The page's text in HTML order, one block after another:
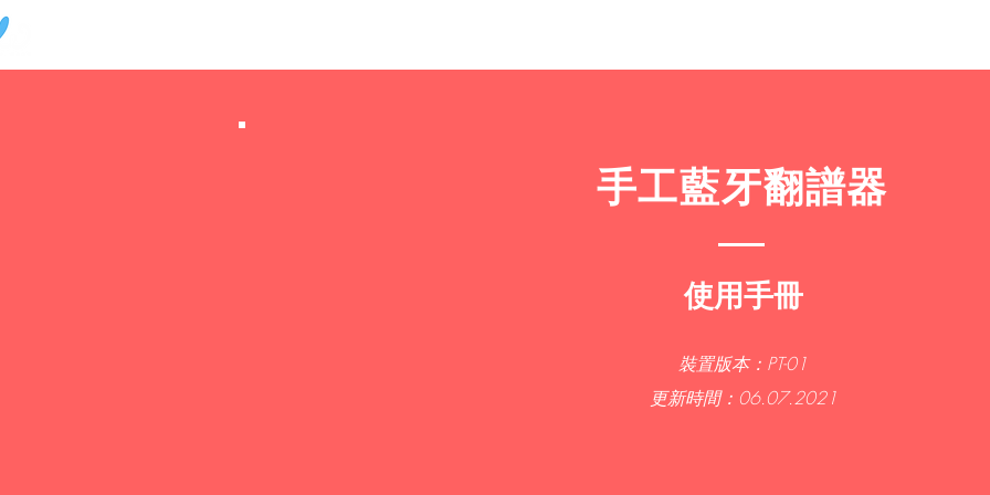
使用手冊
裝置版本：PT-01
更新時間：06.07.2021
手工藍牙翻譜器